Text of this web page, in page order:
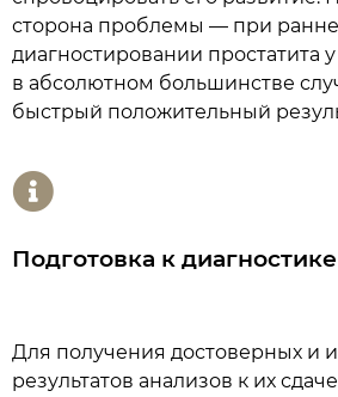
сторона проблемы — при
диагностировании простатита
в абсолютном большинстве
быстрый положительный
Подготовка к
Для получения достоверных и
результатов анализов к их